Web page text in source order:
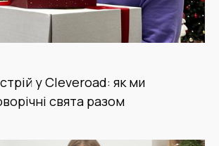
у Cleveroad: як ми
свята разом